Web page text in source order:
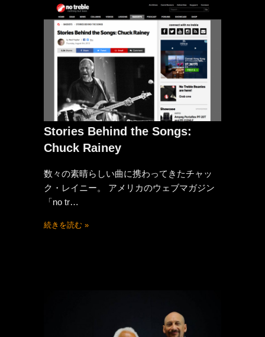
Stories Behind the Songs:
Chuck Rainey
数々の素晴らしい曲に携わってきたチャッ
ク・レイニー。 アメリカのウェブマガジン
「no tr…
続きを読む »